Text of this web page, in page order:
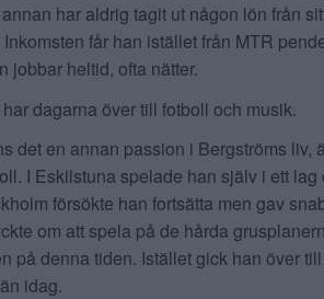
har aldrig tagit ut någon lön från
får han istället från MTR
jobbar heltid, ofta nätter.
dagarna över till fotboll och musik.
det en annan passion i Bergströms liv,
I Eskilstuna spelade han själv i ett lag
försökte han fortsätta men gav
om att spela på de hårda
på denna tiden. Istället gick han över
idag.